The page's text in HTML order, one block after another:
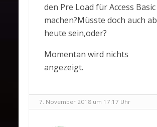
den Pre Load für Access Basic
machen?Müsste doch auch ab
heute sein,oder?
Momentan wird nichts
angezeigt.
7. November 2018 um 17:17 Uhr